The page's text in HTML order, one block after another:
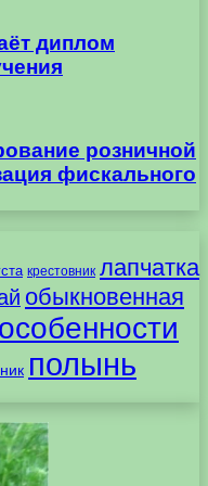
диплом
розничной
фискального
крестовник лапчатка
обыкновенная
особенности
полынь